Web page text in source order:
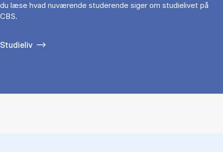
du læse hvad nuværende studerende siger om studielivet på
CBS.
Studieliv